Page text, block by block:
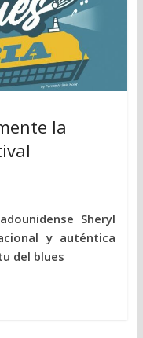
la
Sheryl
y auténtica
del blues